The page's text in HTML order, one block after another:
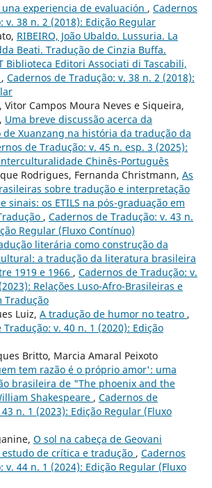
experiencia de evaluación , Cadernos
v. 38 n. 2 (2018): Edição Regular
RIBEIRO, João Ubaldo. Lussuria. La
Beati. Tradução de Cinzia Buffa.
Biblioteca Editori Associati di Tascabili,
, Cadernos de Tradução: v. 38 n. 2 (2018):
Vitor Campos Moura Neves e Siqueira,
Uma breve discussão acerca da
Xuanzang na história da tradução da
de Tradução: v. 45 n. esp. 3 (2025):
Chinês-Português
Rodrigues, Fernanda Christmann, As
sobre tradução e interpretação
sinais: os ETILS na pós-graduação em
, Cadernos de Tradução: v. 43 n.
Regular (Fluxo Contínuo)
literária como construção da
a tradução da literatura brasileira
1919 e 1966 , Cadernos de Tradução: v.
Relações Luso-Afro-Brasileiras e
Tradução
Luiz, A tradução de humor no teatro ,
Tradução: v. 40 n. 1 (2020): Edição
Britto, Marcia Amaral Peixoto
tem razão é o próprio amor': uma
brasileira de "The phoenix and the
Shakespeare , Cadernos de
n. 1 (2023): Edição Regular (Fluxo
O sol na cabeça de Geovani
de crítica e tradução , Cadernos
v. 44 n. 1 (2024): Edição Regular (Fluxo